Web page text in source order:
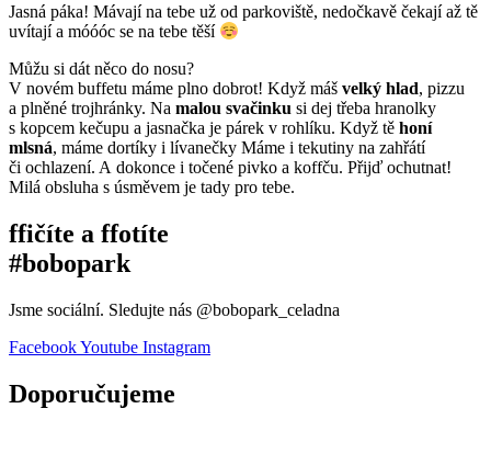
Jasná páka! Mávají na tebe už od parkoviště, nedočkavě čekají až tě
uvítají a móóóc se na tebe těší
Můžu si dát něco do nosu?
V novém buffetu máme plno dobrot! Když máš velký hlad, pizzu
a plněné trojhránky. Na malou svačinku si dej třeba hranolky
s kopcem kečupu a jasnačka je párek v rohlíku. Když tě honí
mlsná, máme dortíky i lívanečky Máme i tekutiny na zahřátí
či ochlazení. A dokonce i točené pivko a koffču. Přijď ochutnat!
Milá obsluha s úsměvem je tady pro tebe.
ffičíte a ffotíte
#bobopark
Jsme sociální. Sledujte nás @bobopark_celadna
FacebookYoutube Instagram
Doporučujeme